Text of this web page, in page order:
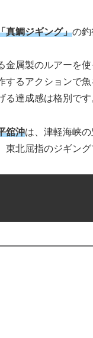
真鯛ジギング」の釣
金属製のルアーを
するアクションで
達成感は格別です
舘沖は、津軽海峡
北屈指のジギン